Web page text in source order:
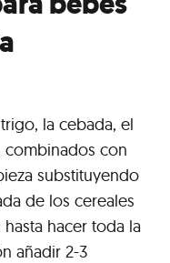
la cebada, el
combinados con
substituyendo
de los cereales
hacer toda la
añadir 2-3